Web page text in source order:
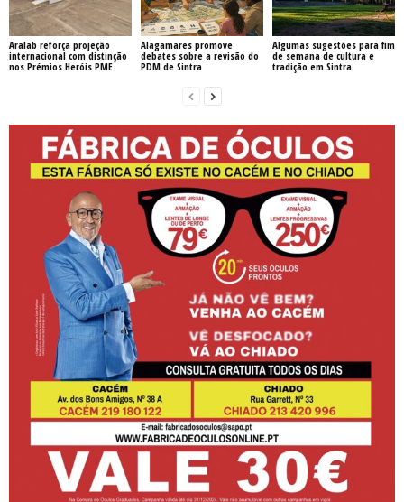
Aralab reforça projeção
internacional com distinção
nos Prémios Heróis PME
Alagamares promove
debates sobre a revisão do
PDM de Sintra
Algumas sugestões para fim
de semana de cultura e
tradição em Sintra